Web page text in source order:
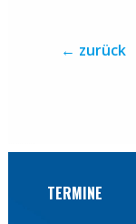
← zurück
TERMINE